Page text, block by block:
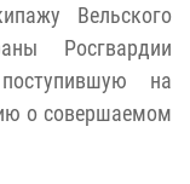
Вельского
Росгвардии
на
о совершаемом